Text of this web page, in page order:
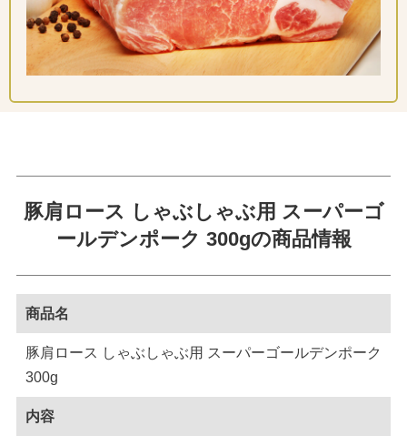
豚肩ロース しゃぶしゃぶ用 スーパーゴ
ールデンポーク 300gの商品情報
商品名
豚肩ロース しゃぶしゃぶ用 スーパーゴールデンポーク
300g
内容